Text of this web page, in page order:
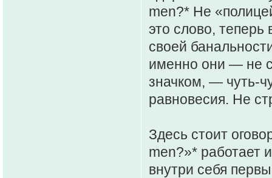
men?* Не
это слово, теперь
своей
именно они — не
значком, — чуть-
равновесия. Не
Здесь стоит
men?»* работает
внутри себя